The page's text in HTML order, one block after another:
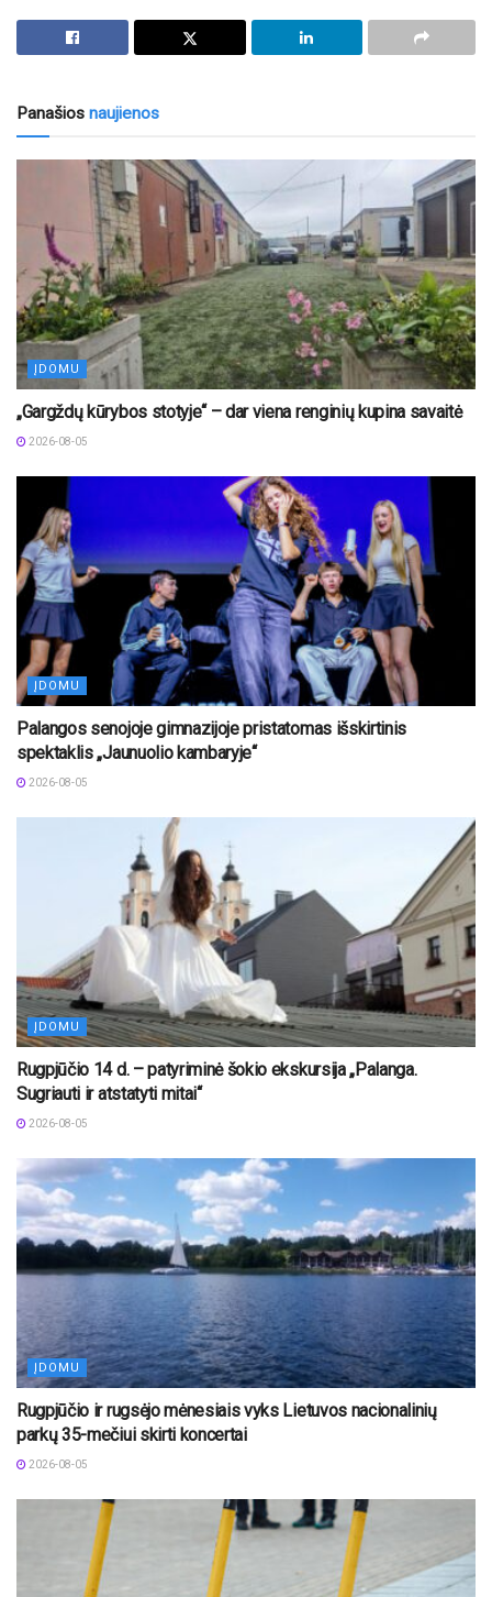
Panašios naujienos
ĮDOMU
„Gargždų kūrybos stotyje“ – dar viena renginių kupina savaitė
2026-08-05
ĮDOMU
Palangos senojoje gimnazijoje pristatomas išskirtinis
spektaklis „Jaunuolio kambaryje“
2026-08-05
ĮDOMU
Rugpjūčio 14 d. – patyriminė šokio ekskursija „Palanga.
Sugriauti ir atstatyti mitai“
2026-08-05
ĮDOMU
Rugpjūčio ir rugsėjo mėnesiais vyks Lietuvos nacionalinių
parkų 35-mečiui skirti koncertai
2026-08-05